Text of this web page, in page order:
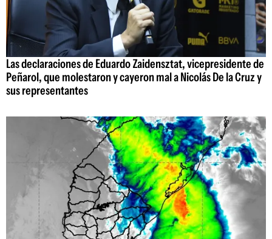
Las declaraciones de Eduardo Zaidensztat, vicepresidente de
Peñarol, que molestaron y cayeron mal a Nicolás De la Cruz y
sus representantes